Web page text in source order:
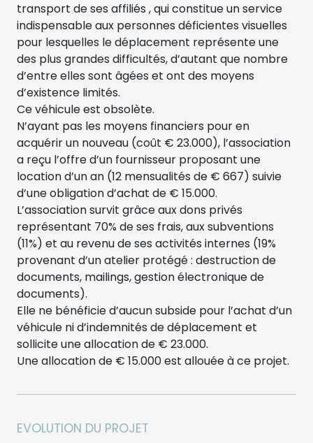
transport de ses affiliés , qui constitue un service
indispensable aux personnes déficientes visuelles
pour lesquelles le déplacement représente une
des plus grandes difficultés, d’autant que nombre
d’entre elles sont âgées et ont des moyens
d’existence limités.
Ce véhicule est obsolète.
N’ayant pas les moyens financiers pour en
acquérir un nouveau (coût € 23.000), l’association
a reçu l’offre d’un fournisseur proposant une
location d’un an (12 mensualités de € 667) suivie
d’une obligation d’achat de € 15.000.
L’association survit grâce aux dons privés
représentant 70% de ses frais, aux subventions
(11%) et au revenu de ses activités internes (19%
provenant d’un atelier protégé : destruction de
documents, mailings, gestion électronique de
documents).
Elle ne bénéficie d’aucun subside pour l’achat d’un
véhicule ni d’indemnités de déplacement et
sollicite une allocation de € 23.000.
Une allocation de € 15.000 est allouée à ce projet.
EVOLUTION DU PROJET